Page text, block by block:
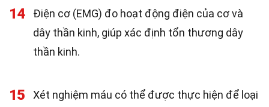
14
Điện cơ (EMG) đo hoạt động điện của cơ và
dây thần kinh, giúp xác định tổn thương dây
thần kinh.
15
Xét nghiệm máu có thể được thực hiện để loại